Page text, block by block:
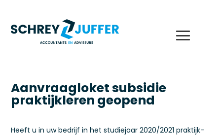
Aanvraagloket subsidie
praktijkleren geopend
Heeft u in uw bedrijf in het studiejaar 2020/2021 praktijk-